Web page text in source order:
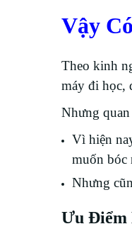
Vậy
Theo kinh
máy đi học,
Nhưng
Vì hiện
muốn bóc
Nhưng
Ưu Điểm